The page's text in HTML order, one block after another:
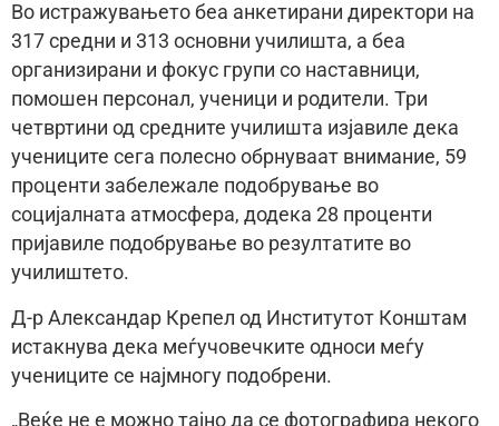
Во истражувањето беа анкетирани директори на
317 средни и 313 основни училишта, а беа
организирани и фокус групи со наставници,
помошен персонал, ученици и родители. Три
четвртини од средните училишта изјавиле дека
учениците сега полесно обрнуваат внимание, 59
проценти забележале подобрување во
социјалната атмосфера, додека 28 проценти
пријавиле подобрување во резултатите во
училиштето.
Д-р Александар Крепел од Институтот Конштам
истакнува дека меѓучовечките односи меѓу
учениците се најмногу подобрени.
„Веќе не е можно тајно да се фотографира некого